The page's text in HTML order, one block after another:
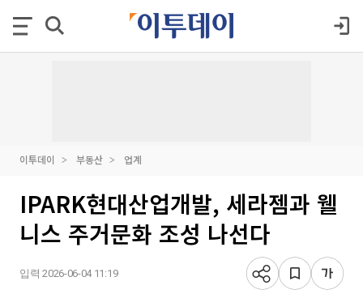
이투데이 부동산 업계
IPARK현대산업개발, 세라젬과 웰
니스 주거문화 조성 나선다
입력 2026-06-04 11:19